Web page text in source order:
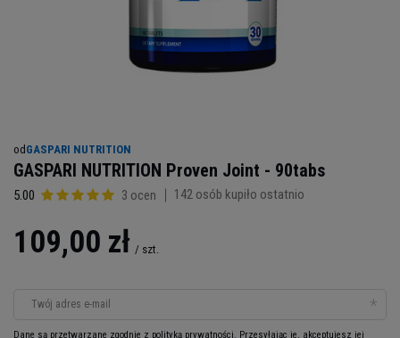
od GASPARI NUTRITION
GASPARI NUTRITION Proven Joint - 90tabs
5.00 3 ocen 142 osób kupiło ostatnio
109,00 zł / szt.
Twój adres e-mail
Dane są przetwarzane zgodnie z polityką prywatności. Przesyłając je, akceptujesz jej